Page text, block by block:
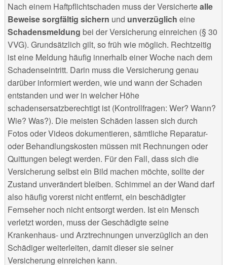
Nach einem Haftpflichtschaden muss der Versichertealle
Beweise sorgfältig sichern und unverzüglich eine
Schadensmeldung bei der Versicherung einreichen (§ 30
VVG). Grundsätzlich gilt, so früh wie möglich. Rechtzeitig
ist eine Meldung häufig innerhalb einer Woche nach dem
Schadenseintritt. Darin muss die Versicherung genau
darüber informiert werden, wie und wann der Schaden
entstanden und wer in welcher Höhe
schadensersatzberechtigt ist (Kontrollfragen: Wer? Wann?
Wie? Was?). Die meisten Schäden lassen sich durch
Fotos oder Videos dokumentieren, sämtliche Reparatur-
oder Behandlungskosten müssen mit Rechnungen oder
Quittungen belegt werden. Für den Fall, dass sich die
Versicherung selbst ein Bild machen möchte, sollte der
Zustand unverändert bleiben. Schimmel an der Wand darf
also häufig vorerst nicht entfernt, ein beschädigter
Fernseher noch nicht entsorgt werden. Ist ein Mensch
verletzt worden, muss der Geschädigte seine
Krankenhaus- und Arztrechnungen unverzüglich an den
Schädiger weiterleiten, damit dieser sie seiner
Versicherung einreichen kann.